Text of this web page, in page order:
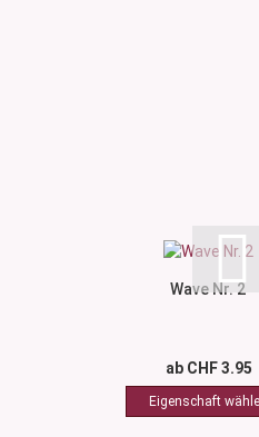
Wave Nr. 2
ab CHF 3.95